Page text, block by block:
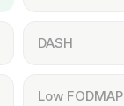
DASH
Low FODMAP